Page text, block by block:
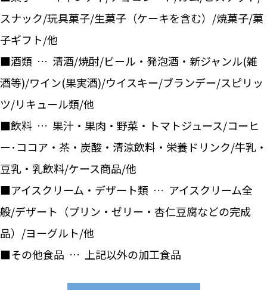
スナック/玩具菓子/生菓子（ケーキを含む）/焼菓子/菓
子ギフト/他
■酒類 … 清酒/焼酎/ビール・発泡酒・新ジャンル(雑
酒等)/ワイン(果実酒)/ウイスキー/ブランデー/スピリッ
ツ/リキュール類/他
■飲料 … 果汁・果肉・野菜・トマトジュース/コーヒ
ー･ココア・茶・炭酸・清涼飲料・栄養ドリンク/牛乳・
豆乳・乳飲料/ケース商品/他
■アイスクリーム・デザート類 … アイスクリーム全
般/デザート（プリン・ゼリー・杏仁豆腐などの完成
品）/ヨーグルト/他
■その他食品 … 上記以外の加工食品